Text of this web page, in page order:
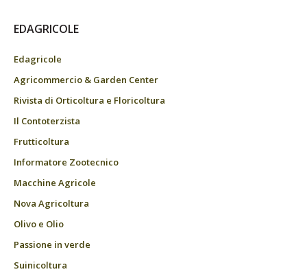
EDAGRICOLE
Edagricole
Agricommercio & Garden Center
Rivista di Orticoltura e Floricoltura
Il Contoterzista
Frutticoltura
Informatore Zootecnico
Macchine Agricole
Nova Agricoltura
Olivo e Olio
Passione in verde
Suinicoltura